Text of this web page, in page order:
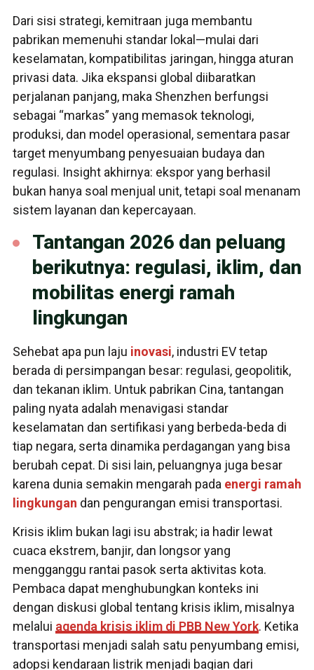
Dari sisi strategi, kemitraan juga membantu
pabrikan memenuhi standar lokal—mulai dari
keselamatan, kompatibilitas jaringan, hingga aturan
privasi data. Jika ekspansi global diibaratkan
perjalanan panjang, maka Shenzhen berfungsi
sebagai “markas” yang memasok teknologi,
produksi, dan model operasional, sementara pasar
target menyumbang penyesuaian budaya dan
regulasi. Insight akhirnya: ekspor yang berhasil
bukan hanya soal menjual unit, tetapi soal menanam
sistem layanan dan kepercayaan.
Tantangan 2026 dan peluang
berikutnya: regulasi, iklim, dan
mobilitas energi ramah
lingkungan
Sehebat apa pun laju inovasi, industri EV tetap
berada di persimpangan besar: regulasi, geopolitik,
dan tekanan iklim. Untuk pabrikan Cina, tantangan
paling nyata adalah menavigasi standar
keselamatan dan sertifikasi yang berbeda-beda di
tiap negara, serta dinamika perdagangan yang bisa
berubah cepat. Di sisi lain, peluangnya juga besar
karena dunia semakin mengarah pada energi ramah
lingkungan dan pengurangan emisi transportasi.
Krisis iklim bukan lagi isu abstrak; ia hadir lewat
cuaca ekstrem, banjir, dan longsor yang
mengganggu rantai pasok serta aktivitas kota.
Pembaca dapat menghubungkan konteks ini
dengan diskusi global tentang krisis iklim, misalnya
melalui agenda krisis iklim di PBB New York. Ketika
transportasi menjadi salah satu penyumbang emisi,
adopsi kendaraan listrik menjadi bagian dari